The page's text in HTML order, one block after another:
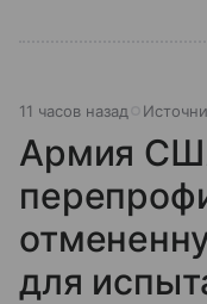
11 часов назад
Армия
для